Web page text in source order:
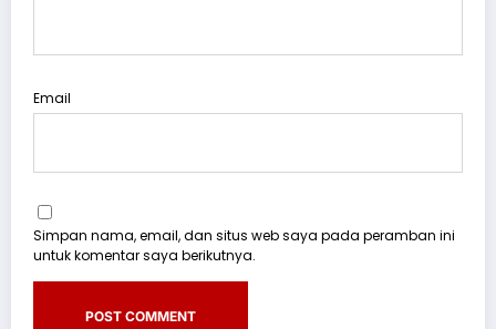
Email
Simpan nama, email, dan situs web saya pada peramban ini
untuk komentar saya berikutnya.